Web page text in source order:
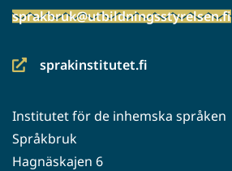
sprakbruk@utbildningsstyrelsen.fi
sprakinstitutet.fi
(siirryt
palveluun)
Institutet för de inhemska språken
Språkbruk
Hagnäskajen 6